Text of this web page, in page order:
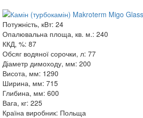
Потужність, кВт: 24
Опалювальна площа, кв. м.: 240
ККД, %: 87
Обсяг водяної сорочки, л: 77
Діаметр димоходу, мм: 200
Висота, мм: 1290
Ширина, мм: 715
Глибина, мм: 600
Вага, кг: 225
Країна виробник: Польща